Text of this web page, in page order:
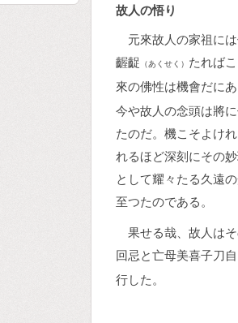
故人の悟り
元來故人の家祖に
齷齪 （あくせく） たれば
來の佛性は機會だに
今や故人の念頭は將
たのだ。機こそよけ
れるほど深刻にその
として耀々たる久遠
至つたのである。
果せる哉、故人は
回忌と亡母美喜子刀自
行した。